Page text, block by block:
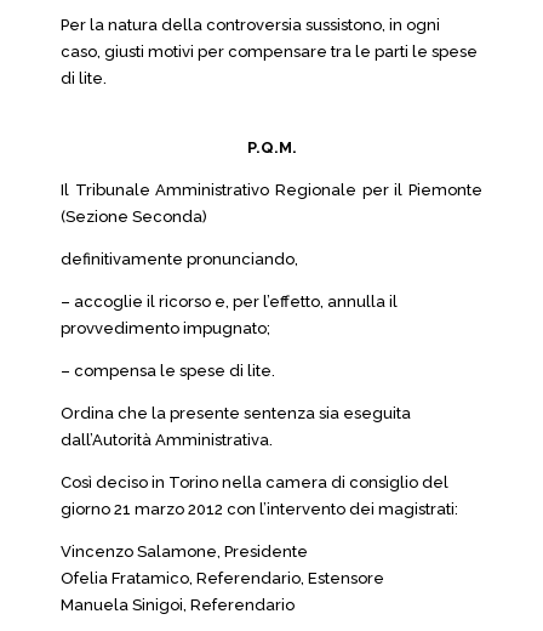
Per la natura della controversia sussistono, in ogni
caso, giusti motivi per compensare tra le parti le spese
di lite.
P.Q.M.
Il Tribunale Amministrativo Regionale per il Piemonte
(Sezione Seconda)
definitivamente pronunciando,
– accoglie il ricorso e, per l’effetto, annulla il
provvedimento impugnato;
– compensa le spese di lite.
Ordina che la presente sentenza sia eseguita
dall’Autorità Amministrativa.
Così deciso in Torino nella camera di consiglio del
giorno 21 marzo 2012 con l’intervento dei magistrati:
Vincenzo Salamone, Presidente
Ofelia Fratamico, Referendario, Estensore
Manuela Sinigoi, Referendario